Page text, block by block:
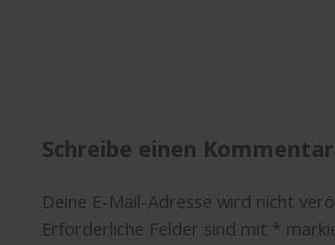
Schreibe einen Kommentar
Deine E-Mail-Adresse wird nicht
Erforderliche Felder sind mit *